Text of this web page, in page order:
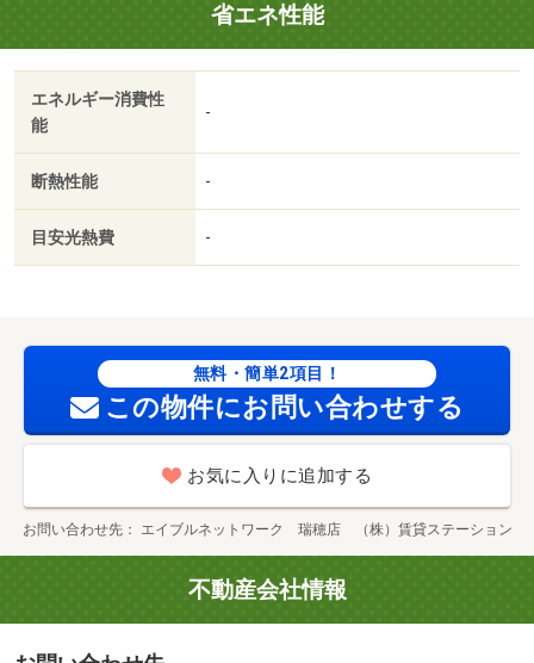
省エネ性能
エネルギー消費性
能
-
断熱性能 -
目安光熱費 -
無料・簡単2項目！
この物件にお問い合わせする
お気に入りに追加する
お問い合わせ先 エイブルネットワーク 瑞穂店 （株）賃貸ステーション
不動産会社情報